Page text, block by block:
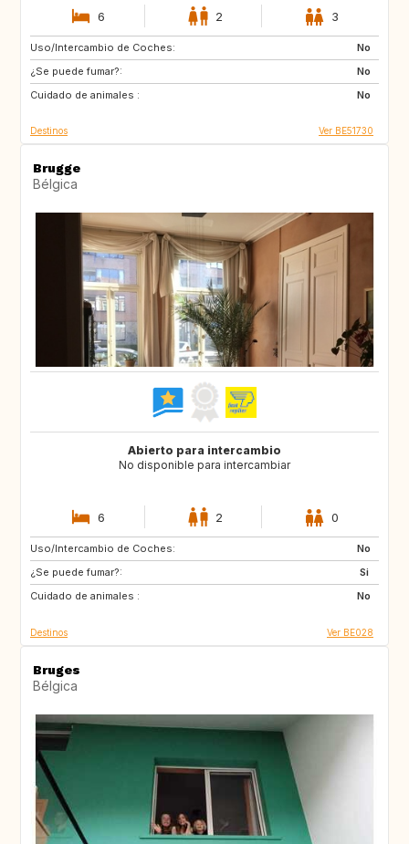
6 2 3
Uso/Intercambio de Coches:
No
¿Se puede fumar?:
No
Cuidado de animales :
No
NO
Destinos Ver BE51730
Brugge
Bélgica
Abierto para intercambio
No disponible para intercambiar
6 2 0
Uso/Intercambio de Coches:
No
¿Se puede fumar?:
Si
Cuidado de animales :
No
GB
NO
FR
Destinos Ver BE028
Bruges
Bélgica